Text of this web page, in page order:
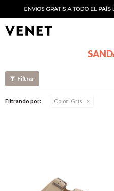
Filtrando por: Color: Gris